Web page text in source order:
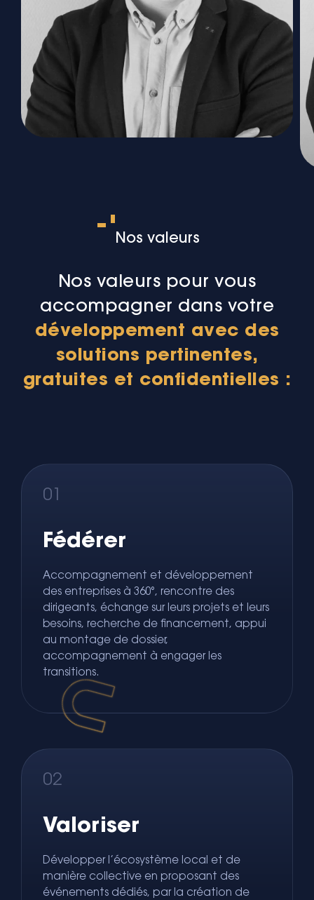
Nos valeurs
Nos valeurs pour vous
accompagner dans votre
développement avec des
solutions pertinentes,
gratuites et confidentielles :
01
Fédérer
Accompagnement et développement
des entreprises à 360°, rencontre des
dirigeants, échange sur leurs projets et leurs
besoins, recherche de financement, appui
au montage de dossier,
accompagnement à engager les
transitions.
02
Valoriser
Développer l’écosystème local et de
manière collective en proposant des
événements dédiés, par la création de